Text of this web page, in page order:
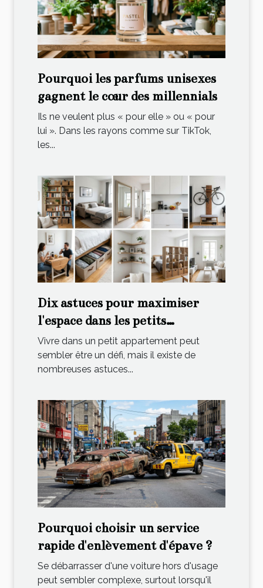
Pourquoi les parfums unisexes
gagnent le cœur des millennials
Ils ne veulent plus « pour elle » ou « pour
lui ». Dans les rayons comme sur TikTok,
les...
Dix astuces pour maximiser
l'espace dans les petits
appartements
Vivre dans un petit appartement peut
sembler être un défi, mais il existe de
nombreuses astuces...
Pourquoi choisir un service
rapide d'enlèvement d'épave ?
Se débarrasser d'une voiture hors d'usage
peut sembler complexe, surtout lorsqu'il